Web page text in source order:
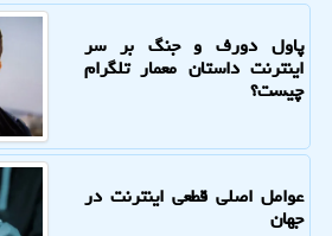
پاول دورف و جنگ بر سر
اینترنت داستان معمار تلگرام
چیست؟
عوامل اصلی قطعی اینترنت در
جهان